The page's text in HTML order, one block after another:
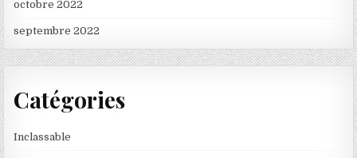
octobre 2022
septembre 2022
Catégories
Inclassable